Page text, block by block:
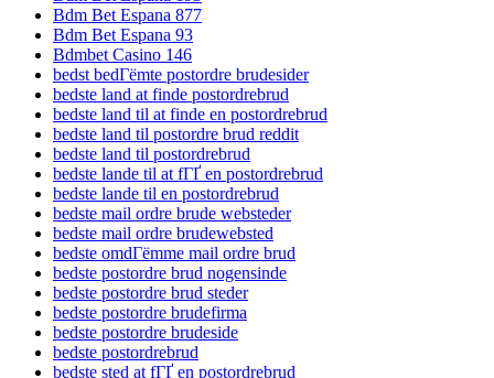
Bdm Bet Espana 877
Bdm Bet Espana 93
Bdmbet Casino 146
bedst bedГёmte postordre brudesider
bedste land at finde postordrebrud
bedste land til at finde en postordrebrud
bedste land til postordre brud reddit
bedste land til postordrebrud
bedste lande til at fГҐ en postordrebrud
bedste lande til en postordrebrud
bedste mail ordre brude websteder
bedste mail ordre brudewebsted
bedste omdГёmme mail ordre brud
bedste postordre brud nogensinde
bedste postordre brud steder
bedste postordre brudefirma
bedste postordre brudeside
bedste postordrebrud
bedste sted at fГҐ en postordrebrud